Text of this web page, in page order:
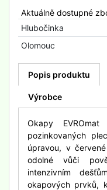
Aktuálně dostupné
Hlubočinka
Olomouc
Popis produktu
Výrobce
Okapy
pozinkovaných
úpravou, v
odolné vůči
intenzivním
okapových prvků,